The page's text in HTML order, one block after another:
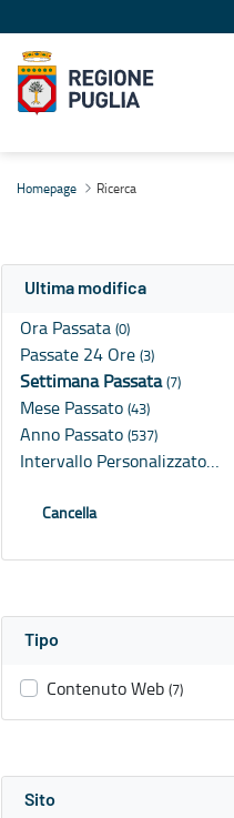
Homepage Ricerca
Ultima modifica
Ora Passata (0)
Passate 24 Ore (3)
Settimana Passata(7)
Mese Passato (43)
Anno Passato (537)
Intervallo Personalizzato…
Cancella
Tipo
Contenuto Web (7)
Sito